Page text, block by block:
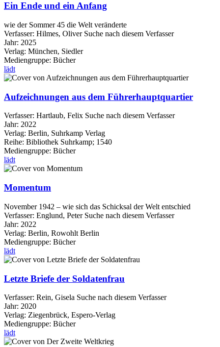
Ein Ende und ein Anfang
wie der Sommer 45 die Welt veränderte
Verfasser: Hilmes, Oliver Suche nach diesem Verfasser
Jahr: 2025
Verlag: München, Siedler
Mediengruppe: Bücher
lädt
Aufzeichnungen aus dem Führerhauptquartier
Verfasser: Hartlaub, Felix Suche nach diesem Verfasser
Jahr: 2022
Verlag: Berlin, Suhrkamp Verlag
Reihe: Bibliothek Suhrkamp; 1540
Mediengruppe: Bücher
lädt
Momentum
November 1942 – wie sich das Schicksal der Welt entschied
Verfasser: Englund, Peter Suche nach diesem Verfasser
Jahr: 2022
Verlag: Berlin, Rowohlt Berlin
Mediengruppe: Bücher
lädt
Letzte Briefe der Soldatenfrau
Verfasser: Rein, Gisela Suche nach diesem Verfasser
Jahr: 2020
Verlag: Ziegenbrück, Espero-Verlag
Mediengruppe: Bücher
lädt